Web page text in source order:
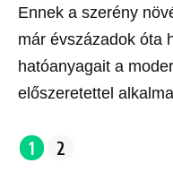
Ennek a szerény
már évszázadok óta
hatóanyagait a
előszeretettel
1 2